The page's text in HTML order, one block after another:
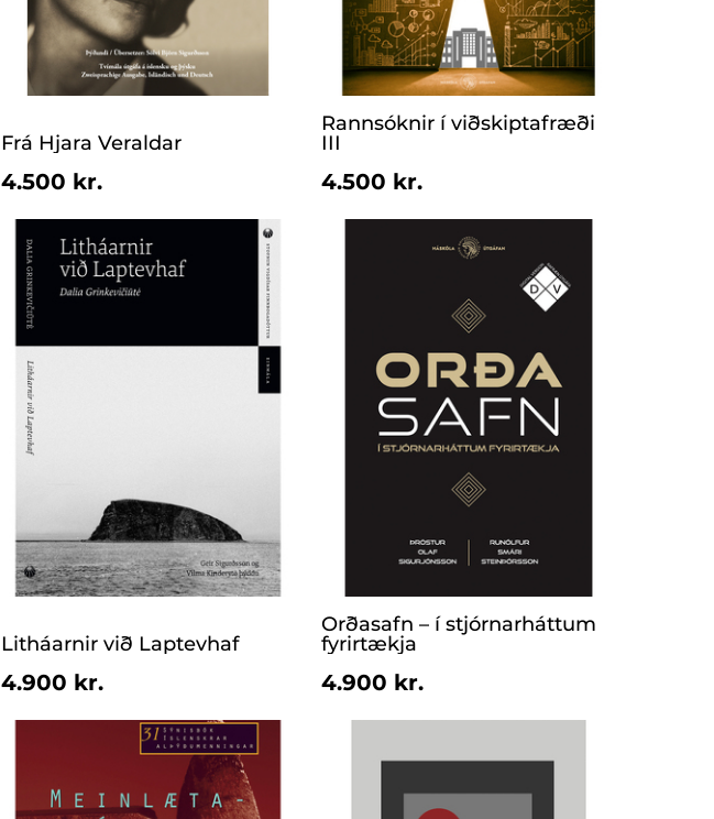
Frá Hjara Veraldar
4.500 kr.
Rannsóknir í viðskiptafræði
III
4.500 kr.
Litháarnir við Laptevhaf
4.900 kr.
Orðasafn – í stjórnarháttum
fyrirtækja
4.900 kr.